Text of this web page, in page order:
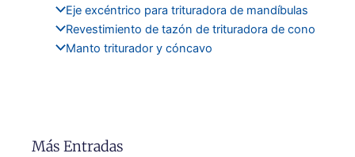
Eje excéntrico para trituradora de mandíbulas
Revestimiento de tazón de trituradora de cono
Manto triturador y cóncavo
Más Entradas